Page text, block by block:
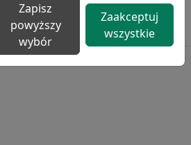
Zapisz
powyższy
wybór
Zaakceptuj
wszystkie